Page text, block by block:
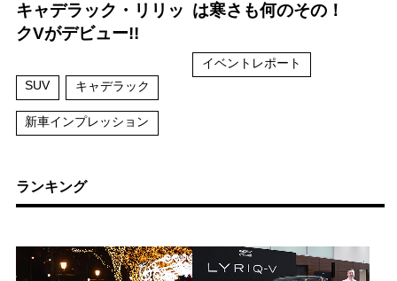
キャデラック・リリッ
クVがデビュー!!
SUV キャデラック
新車インプレッション
は寒さも何のその！
イベントレポート
ランキング